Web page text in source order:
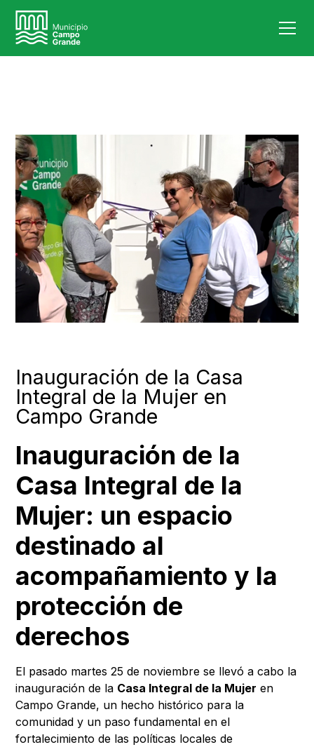
Inauguración de la Casa
Integral de la Mujer en
Campo Grande
Inauguración de la
Casa Integral de la
Mujer: un espacio
destinado al
acompañamiento y la
protección de
derechos
El pasado martes 25 de noviembre se llevó a cabo la
inauguración de la Casa Integral de la Mujer en
Campo Grande, un hecho histórico para la
comunidad y un paso fundamental en el
fortalecimiento de las políticas locales de